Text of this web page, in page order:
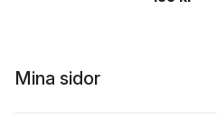
Mina sidor